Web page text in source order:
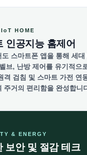
HOME
인공지능 홈제어
도 스마트폰 앱을 통해 세대
브, 난방 제어를 유기적으
격 검침 및 스마트 가전 연
주거의 편리함을 완성합니
& ENERGY
보안 및 절감 테크